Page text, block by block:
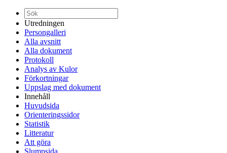
Utredningen
Persongalleri
Alla avsnitt
Alla dokument
Protokoll
Analys av Kulor
Förkortningar
Uppslag med dokument
Innehåll
Huvudsida
Orienteringssidor
Statistik
Litteratur
Att göra
Slumpsida